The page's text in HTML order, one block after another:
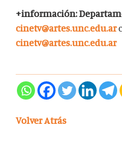
+información:
cinetv@artes.unc.edu.ar
cinetv@artes.unc.edu.ar
Volver Atrás